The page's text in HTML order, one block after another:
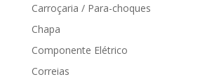
Carroçaria / Para-choques
Chapa
Componente Elétrico
Correias